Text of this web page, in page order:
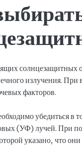
солнцезащитных
излучения. При
факторов.
убедиться в
(УФ) лучей. При
указано, что